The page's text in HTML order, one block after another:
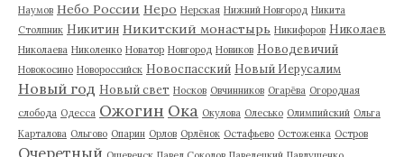
Наумов Небо России Неро Нерская Нижний Новгород Никита
Столпник Никитин Никитский монастырь Никифоров Николаев
Николаева Николенко Новатор Новгород Новиков Новодевичий
Новокосино Новороссийск Новоспасский Новый Иерусалим
Новый год Новый свет Носков Овчинников Огарёва Огородная
слобода Одесса Ожогин Ока Окулова Олесько Олимпийский Ольга
Карталова Ольгово Опарин Орлов Орлёнок Остафьево Остоженка Остров